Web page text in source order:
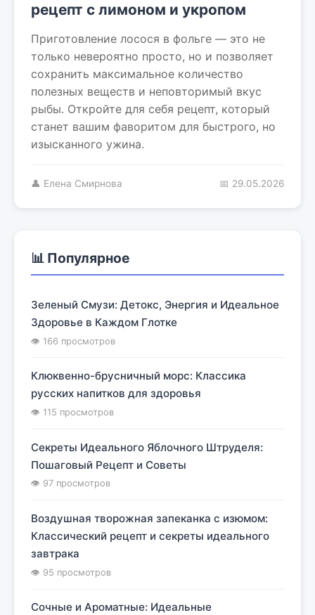
рецепт с лимоном и укропом
Приготовление лосося в фольге — это не
только невероятно просто, но и позволяет
сохранить максимальное количество
полезных веществ и неповторимый вкус
рыбы. Откройте для себя рецепт, который
станет вашим фаворитом для быстрого, но
изысканного ужина.
👤 Елена Смирнова 📅 29.05.2026
📊 Популярное
Зеленый Смузи: Детокс, Энергия и Идеальное
Здоровье в Каждом Глотке
👁 166 просмотров
Клюквенно-брусничный морс: Классика
русских напитков для здоровья
👁 115 просмотров
Секреты Идеального Яблочного Штруделя:
Пошаговый Рецепт и Советы
👁 97 просмотров
Воздушная творожная запеканка с изюмом:
Классический рецепт и секреты идеального
завтрака
👁 95 просмотров
Сочные и Ароматные: Идеальные